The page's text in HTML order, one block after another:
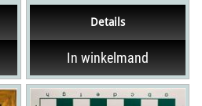
en sycamore Met zwarte
sierader. De onderkant is
bekleed...
Details
In winkelmand